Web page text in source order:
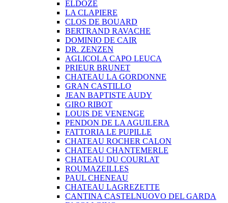
ELDOZE
LA CLAPIERE
CLOS DE BOUARD
BERTRAND RAVACHE
DOMINIO DE CAIR
DR. ZENZEN
AGLICOLA CAPO LEUCA
PRIEUR BRUNET
CHATEAU LA GORDONNE
GRAN CASTILLO
JEAN BAPTISTE AUDY
GIRO RIBOT
LOUIS DE VENENGE
PENDON DE LA AGUILERA
FATTORIA LE PUPILLE
CHATEAU ROCHER CALON
CHATEAU CHANTEMERLE
CHATEAU DU COURLAT
ROUMAZEILLES
PAUL CHENEAU
CHATEAU LAGREZETTE
CANTINA CASTELNUOVO DEL GARDA